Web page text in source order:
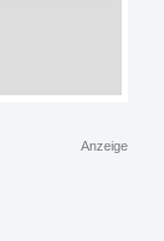
Anzeige